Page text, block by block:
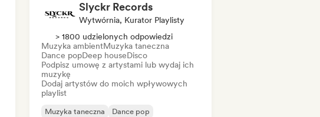
Slyckr Records
Wytwórnia, Kurator Playlisty
> 1800 udzielonych odpowiedzi
Muzyka ambientMuzyka taneczna
Dance popDeep houseDisco
Podpisz umowę z artystami lub wydaj ich
muzykę
Dodaj artystów do moich wpływowych
playlist
Muzyka taneczna
Dance pop